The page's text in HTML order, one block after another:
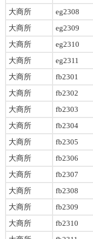
大商所
eg2308
大商所
eg2309
大商所
eg2310
大商所
eg2311
大商所
fb2301
大商所
fb2302
大商所
fb2303
大商所
fb2304
大商所
fb2305
大商所
fb2306
大商所
fb2307
大商所
fb2308
大商所
fb2309
大商所
fb2310